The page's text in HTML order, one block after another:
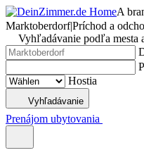
A
Marktoberdorf|Príchod a
Vyhľadávanie podľa mesta
Hostia
Vyhľadávanie
Prenájom ubytovania